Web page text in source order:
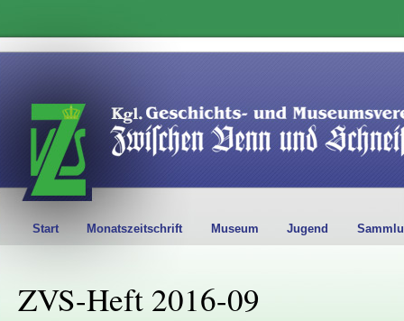
Start Monatszeitschrift Museum Jugend
ZVS-Heft 2016-09